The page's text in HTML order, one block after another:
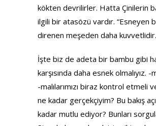
kökten devrilirler. Hatta Çinilerin
ilgili bir atasözü vardır. “Esneyen
direnen meşeden daha kuvvetlidir.
İşte biz de adeta bir bambu gibi
karşısında daha esnek olmalıyız.
-malılarımızı biraz kontrol etmeli
ne kadar gerçekçiyim? Bu bakış
kadar mutlu ediyor? Bunları